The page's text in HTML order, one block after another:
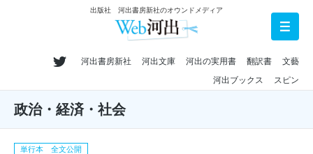
出版社 河出書房新社のオウンドメディア
河出書房新社 河出文庫 河出の実用書 翻訳書
文藝
河出ブックス
スピン
政治・経済・社会
単行本 全文公開